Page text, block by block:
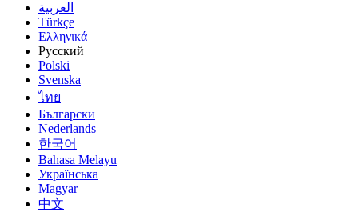
العربية
Türkçe
Ελληνικά
Русский
Polski
Svenska
ไทย
Български
Nederlands
한국어
Bahasa Melayu
Українська
Magyar
中文